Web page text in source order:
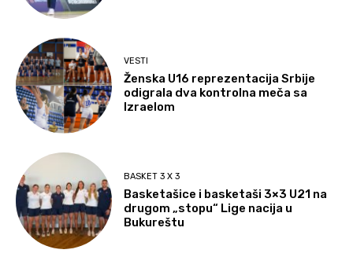
VESTI
Ženska U16 reprezentacija Srbije
odigrala dva kontrolna meča sa
Izraelom
BASKET 3 X 3
Basketašice i basketaši 3×3 U21 na
drugom „stopu“ Lige nacija u
Bukureštu